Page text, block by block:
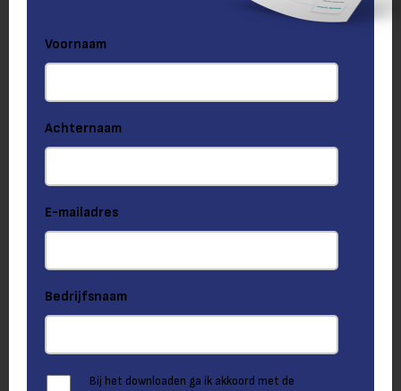
Voornaam
Achternaam
E-mailadres
Bedrijfsnaam
Bij het downloaden ga ik akkoord met de